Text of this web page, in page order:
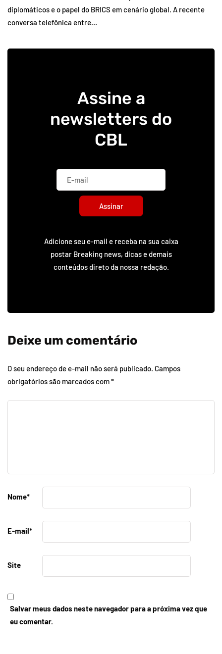
diplomáticos e o papel do BRICS em cenário global. A recente
conversa telefônica entre…
Assine a
newsletters do
CBL
Assinar
Adicione seu e-mail e receba na sua caixa
postar Breaking news, dicas e demais
conteúdos direto da nossa redação.
Deixe um comentário
O seu endereço de e-mail não será publicado. Campos
obrigatórios são marcados com*
Nome*
E-mail*
Site
Salvar meus dados neste navegador para a próxima vez que
eu comentar.